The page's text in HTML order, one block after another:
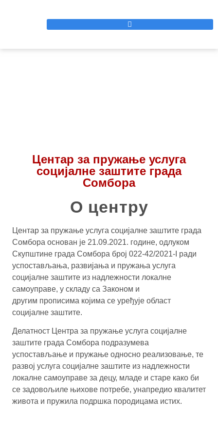
Центар за пружање услуга
социјалне заштите града
Сомбора
О центру
Центар за пружање услуга социјалне заштите града
Сомбора основан је 21.09.2021. године, одлуком
Скупштине града Сомбора број 022-42/2021-I ради
успостављања, развијања и пружања услуга
социјалне заштите из надлежности локалне
самоуправе, у складу са Законом и
другим прописима којима се уређује област
социјалне заштите.
Делатност Центра за пружање услуга социјалне
заштите града Сомбора подразумева
успостављање и пружање односно реализовање, те
развој услуга социјалне заштите из надлежности
локалне самоуправе за децу, младе и старе како би
се задовољиле њихове потребе, унапредио квалитет
живота и пружила подршка породицама истих.